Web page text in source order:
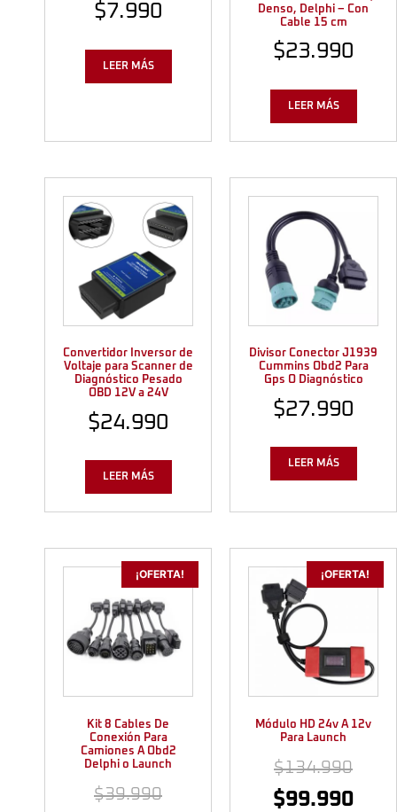
$7.990
LEER MÁS
Denso, Delphi – Con
Cable 15 cm
$23.990
LEER MÁS
Convertidor Inversor de
Voltaje para Scanner de
Diagnóstico Pesado
OBD 12V a 24V
$24.990
LEER MÁS
Divisor Conector J1939
Cummins Obd2 Para
Gps O Diagnóstico
$27.990
LEER MÁS
¡OFERTA!
Kit 8 Cables De
Conexión Para
Camiones A Obd2
Delphi o Launch
$39.990
¡OFERTA!
Módulo HD 24v A 12v
Para Launch
$134.990
$99.990